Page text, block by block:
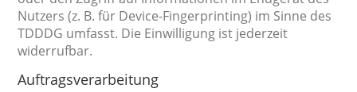
Nutzers (z. B. für Device-Fingerprinting) im Sinne des
TDDDG umfasst. Die Einwilligung ist jederzeit
widerrufbar.
Auftragsverarbeitung